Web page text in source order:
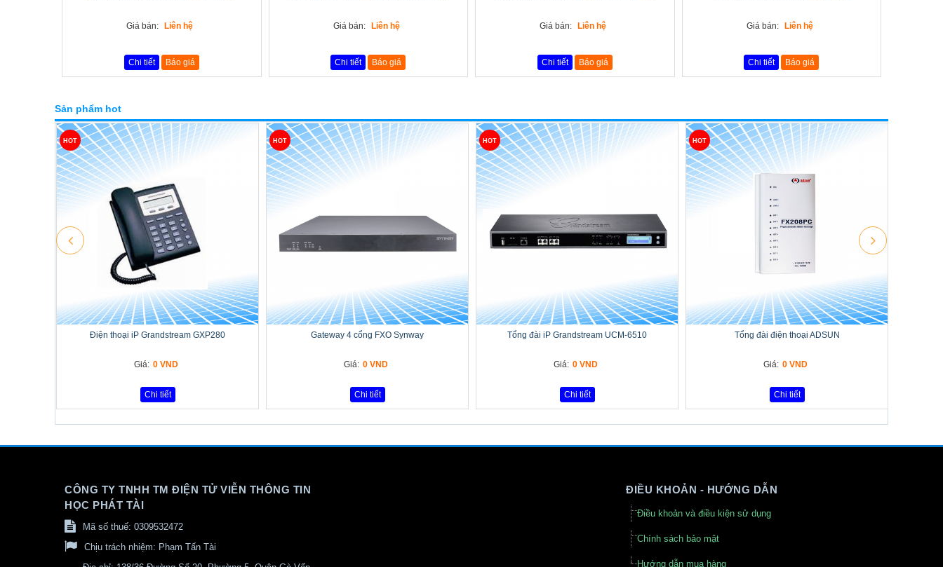
Giá bán: Liên hệ
Chi tiết Báo giá
Giá bán: Liên hệ
Chi tiết Báo giá
Giá bán: Liên hệ
Chi tiết Báo giá
Giá bán: Liên hệ
Chi tiết Báo giá
Sản phẩm hot
HOT
Điện thoại iP Grandstream GXP280
Giá: 0 VND
Chi tiết
HOT
Gateway 4 cổng FXO Synway
Giá: 0 VND
Chi tiết
HOT
Tổng đài iP Grandstream UCM-6510
Giá: 0 VND
Chi tiết
HOT
Tổng đài điện thoại ADSUN
Giá: 0 VND
Chi tiết
CÔNG TY TNHH TM ĐIỆN TỬ VIỄN THÔNG TIN
HỌC PHÁT TÀI
Mã số thuế: 0309532472
Chịu trách nhiệm: Phạm Tấn Tài
ĐIỀU KHOẢN - HƯỚNG DẪN
Điều khoản và điều kiện sử dụng
Chính sách bảo mật
Hướng dẫn mua hàng